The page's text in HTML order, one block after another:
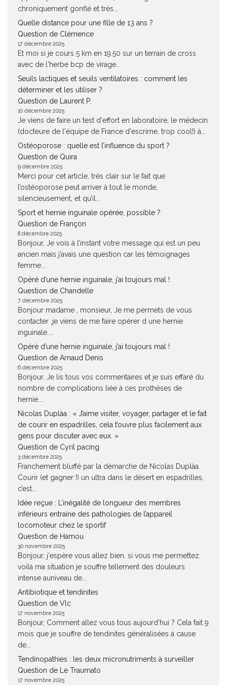
chroniquement gonflé et très...
Quelle distance pour une fille de 13 ans ?
Question de Clémence
17 décembre 2025
Et moi si je cours 5 km en 19.50 sur un terrain de cross
avec de l'herbe bcp de virage...
Seuils lactiques et seuils ventilatoires : comment les
déterminer et les utiliser ?
Question de Laurent P.
10 décembre 2025
Je viens de faire un test d'effort en laboratoire, le médecin
(docteure de l'équipe de France d'escrime, trop cool!) à...
Ostéoporose : quelle est l’influence du sport ?
Question de Quira
9 décembre 2025
Merci pour cet article, très clair sur le fait que
l’ostéoporose peut arriver à tout le monde,
silencieusement, et qu’il...
Sport et hernie inguinale opérée, possible ?
Question de Françon
8 décembre 2025
Bonjour, Je vois à l’instant votre message qui est un peu
ancien mais j’avais une question car les témoignages
femme...
Opéré d’une hernie inguinale, j’ai toujours mal !
Question de Chandelle
7 décembre 2025
Bonjour madame , monsieur, Je me permets de vous
contacter ,je viens de me faire opérer d une hernie
inguinale....
Opéré d’une hernie inguinale, j’ai toujours mal !
Question de Arnaud Denis
6 décembre 2025
Bonjour. Je lis tous vos commentaires et je suis effaré du
nombre de complications liée à ces prothèses de
hernie....
Nicolas Duplàa : « J’aime visiter, voyager, partager et le fait
de courir en espadrilles, cela t’ouvre plus facilement aux
gens pour discuter avec eux. »
Question de Cyril pacing
3 décembre 2025
Franchement bluffé par la démarche de Nicolas Duplàa.
Courir (et gagner !) un ultra dans le désert en espadrilles,
c’est...
Idée reçue : L’inégalité de longueur des membres
inférieurs entraine des pathologies de l’appareil
locomoteur chez le sportif
Question de Hamou
30 novembre 2025
Bonjour, j'espère vous allez bien. si vous me permettez.
voilà ma situation je souffre tellement des douleurs
intense auniveau de...
Antibiotique et tendinites
Question de Vlc
17 novembre 2025
Bonjour, Comment allez vous tous aujourd'hui ? Cela fait 9
mois que je souffre de tendinites généralisées à cause
de...
Tendinopathies : les deux micronutriments à surveiller
Question de Le Traumato
17 novembre 2025